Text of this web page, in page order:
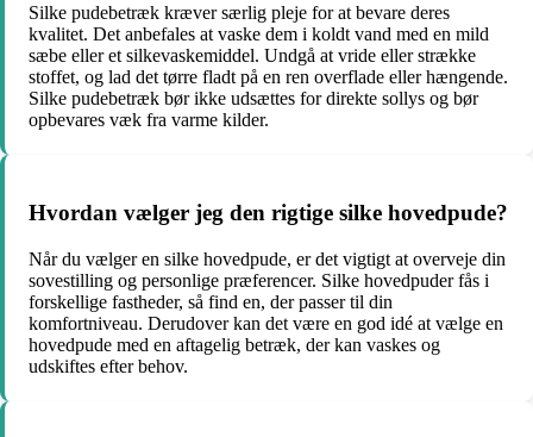
Silke pudebetræk kræver særlig pleje for at bevare deres
kvalitet. Det anbefales at vaske dem i koldt vand med en mild
sæbe eller et silkevaskemiddel. Undgå at vride eller strække
stoffet, og lad det tørre fladt på en ren overflade eller hængende.
Silke pudebetræk bør ikke udsættes for direkte sollys og bør
opbevares væk fra varme kilder.
Hvordan vælger jeg den rigtige silke hovedpude?
Når du vælger en silke hovedpude, er det vigtigt at overveje din
sovestilling og personlige præferencer. Silke hovedpuder fås i
forskellige fastheder, så find en, der passer til din
komfortniveau. Derudover kan det være en god idé at vælge en
hovedpude med en aftagelig betræk, der kan vaskes og
udskiftes efter behov.